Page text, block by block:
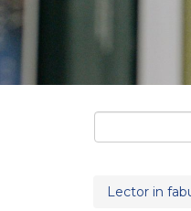
Lector in